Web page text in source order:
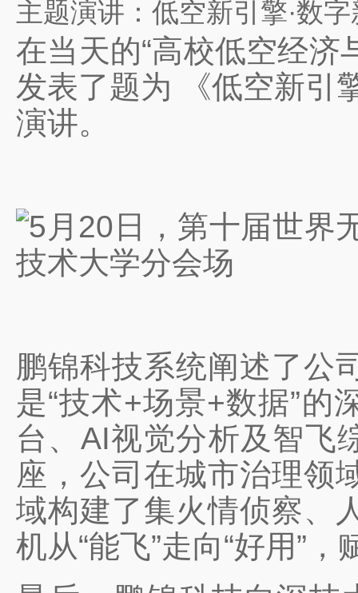
主题演讲：低空新引擎·数
在当天的“高校低空经济
发表了题为 《低空新引
演讲。
鹏锦科技系统阐述了公
是“技术+场景+数据”的
台、AI视觉分析及智飞
座，公司在城市治理领
域构建了集火情侦察、
机从“能飞”走向“好用”